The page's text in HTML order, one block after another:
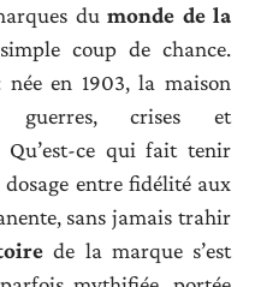
du monde de la
coup de chance.
née en 1903, la maison
guerres, crises et
ce qui fait tenir
entre fidélité aux
sans jamais trahir
de la marque s’est